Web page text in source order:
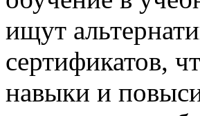
ищут
сертификатов,
навыки и